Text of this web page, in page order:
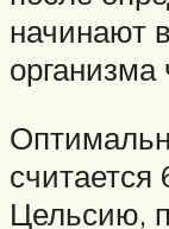
начинают
считается
Цельсию,